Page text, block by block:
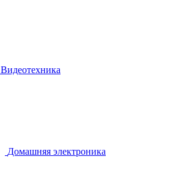
Видеотехника
Домашняя электроника